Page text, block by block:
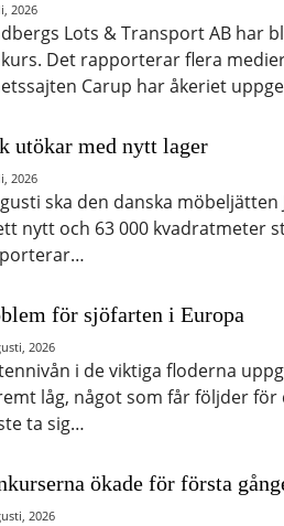
2026
Lots & Transport AB har
Det rapporterar flera
Carup har åkeriet
utökar med nytt lager
2026
ska den danska möbeljätten
nytt och 63 000 kvadratmeter
för sjöfarten i Europa
2026
i de viktiga floderna
låg, något som får följder för
ta sig…
ökade för första
2026